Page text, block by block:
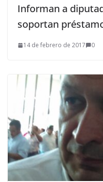
Informan a
soportan
14 de febrero de 2017 0